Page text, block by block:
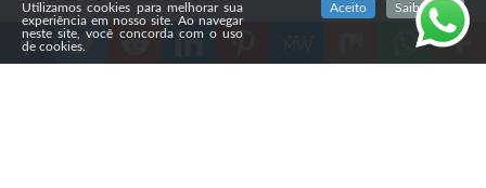
Utilizamos cookies para melhorar sua
experiência em nosso site. Ao navegar
neste site, você concorda com o uso
de cookies.
Aceito Saiba mais